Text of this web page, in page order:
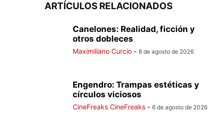
ARTÍCULOS RELACIONADOS
Canelones: Realidad, ficción y
otros dobleces
Maximiliano Curcio - 8 de agosto de 2026
Engendro: Trampas estéticas y
círculos viciosos
CineFreaks CineFreaks - 6 de agosto de 2026